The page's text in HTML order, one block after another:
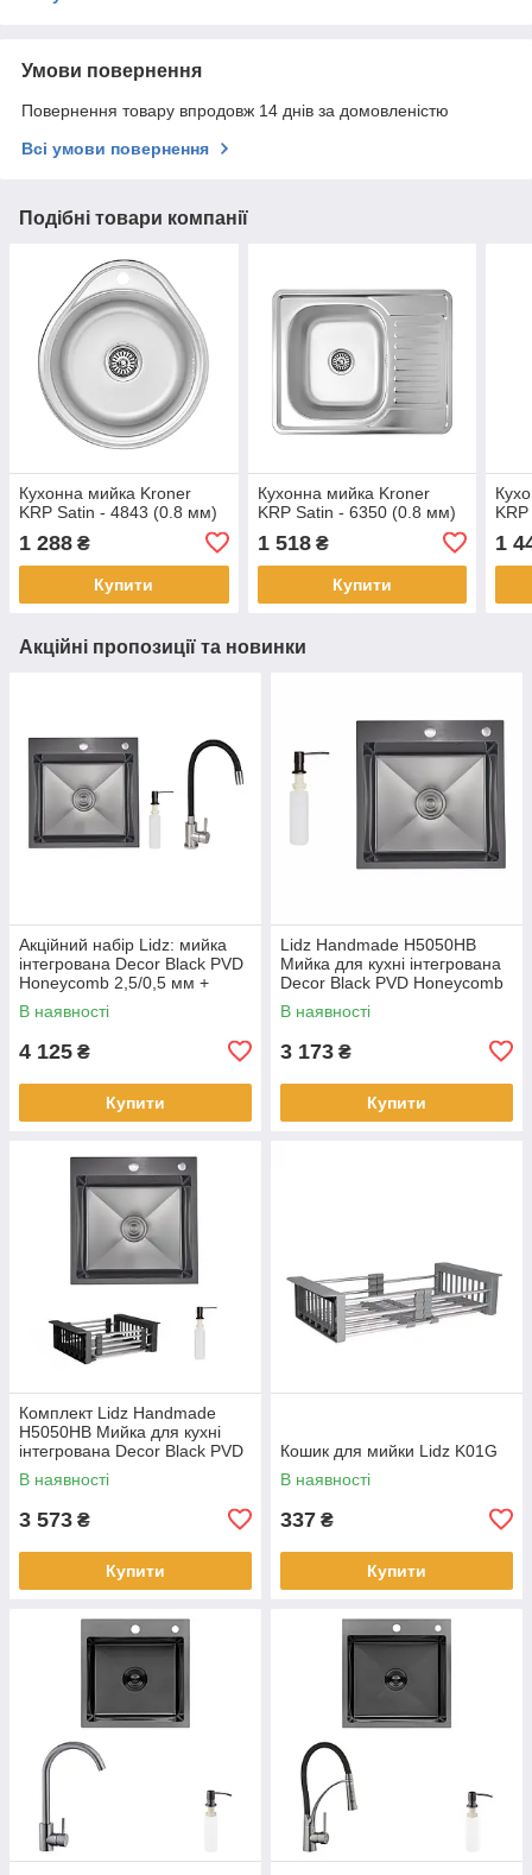
Умови повернення
Повернення товару впродовж 14 днів за домовленістю
Всі умови повернення
Подібні товари компанії
Кухонна мийка Kroner
KRP Satin - 4843 (0.8 мм)
1 288 ₴
Купити
Кухонна мийка Kroner
KRP Satin - 6350 (0.8 мм)
1 518₴
Купити
1
Акційні пропозиції та новинки
Акційний набір Lidz: мийка
інтегрована Decor Black PVD
Honeycomb 2,5/0,5 мм +
Змішувач Aria для кухні з
гнучким виливом (k35) Blac
В наявності
4 125 ₴
Купити
Lidz Handmade H5050HB
Мийка для кухні інтегрована
Decor Black PVD Honeycomb
2,5/0,5 мм
LDH5050BDECPVD48369
В наявності
3 173 ₴
Купити
Комплект Lidz Handmade
H5050HB Мийка для кухні
інтегрована Decor Black PVD
Honeycomb у комплекті з
дозатором + Lidz LIDZK01B
В наявності
3 573 ₴
Купити
Кошик для мийки Lidz K01G
В наявності
337 ₴
Купити